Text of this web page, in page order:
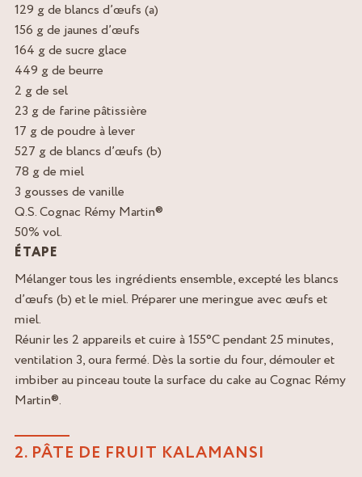
129 g de blancs d’œufs (a)
156 g de jaunes d’œufs
164 g de sucre glace
449 g de beurre
2 g de sel
23 g de farine pâtissière
17 g de poudre à lever
527 g de blancs d’œufs (b)
78 g de miel
3 gousses de vanille
Q.S. Cognac Rémy Martin®
50% vol.
ÉTAPE
Mélanger tous les ingrédients ensemble, excepté les blancs
d’œufs (b) et le miel. Préparer une meringue avec œufs et
miel.
Réunir les 2 appareils et cuire à 155°C pendant 25 minutes,
ventilation 3, oura fermé. Dès la sortie du four, démouler et
imbiber au pinceau toute la surface du cake au Cognac Rémy
Martin®.
2. PÂTE DE FRUIT KALAMANSI